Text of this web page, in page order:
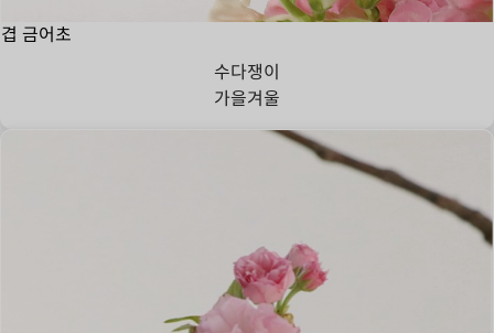
겹 금어초
수다쟁이
가을겨울